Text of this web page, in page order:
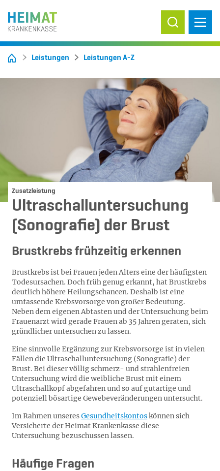
Suche ein-/
Leistungen Leistungen A-Z
Zusatzleistung
Ultraschalluntersuchung
(Sonografie) der Brust
Brustkrebs frühzeitig erkennen
Brustkrebs ist bei Frauen jeden Alters eine der häufigsten
Todesursachen. Doch früh genug erkannt, hat Brustkrebs
deutlich höhere Heilungschancen. Deshalb ist eine
umfassende Krebsvorsorge von großer Bedeutung.
Neben dem eigenen Abtasten und der Untersuchung beim
Frauenarzt wird gerade Frauen ab 35 Jahren geraten, sich
gründlicher untersuchen zu lassen.
Eine sinnvolle Ergänzung zur Krebsvorsorge ist in vielen
Fällen die Ultraschalluntersuchung (Sonografie) der
Brust. Bei dieser völlig schmerz- und strahlenfreien
Untersuchung wird die weibliche Brust mit einem
Ultraschallkopf abgefahren und so auf gutartige und
potenziell bösartige Gewebeveränderungen untersucht.
Im Rahmen unseresGesundheitskontoskönnen sich
Versicherte der Heimat Krankenkasse diese
Untersuchung bezuschussen lassen.
Häufige Fragen